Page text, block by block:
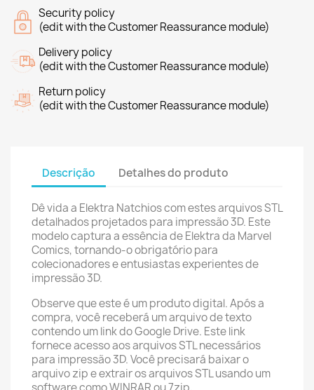
Security policy
(edit with the Customer Reassurance module)
Delivery policy
(edit with the Customer Reassurance module)
Return policy
(edit with the Customer Reassurance module)
Descrição Detalhes do produto
Dê vida a Elektra Natchios com estes arquivos STL
detalhados projetados para impressão 3D. Este
modelo captura a essência de Elektra da Marvel
Comics, tornando-o obrigatório para
colecionadores e entusiastas experientes de
impressão 3D.
Observe que este é um produto digital. Após a
compra, você receberá um arquivo de texto
contendo um link do Google Drive. Este link
fornece acesso aos arquivos STL necessários
para impressão 3D. Você precisará baixar o
arquivo zip e extrair os arquivos STL usando um